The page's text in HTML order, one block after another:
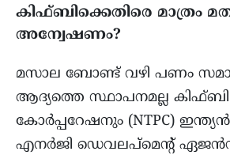
കിഫ്‌ബിക്കെതിരെ മാത്രം
അന്വേഷണം?
മസാല ബോണ്ട് വഴി പണം
ആദ്യത്തെ സ്ഥാപനമല്ല
കോർപ്പറേഷനും (NTPC)
എനർജി ഡെവലപ്‌മെന്റ്